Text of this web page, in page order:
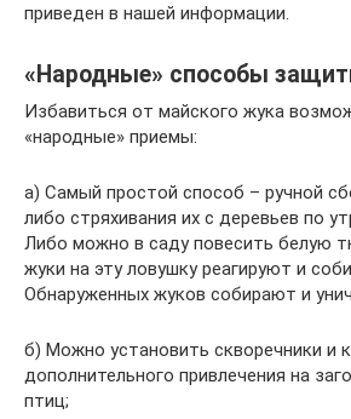
приведен в нашей информации.
«Народные» способы
Избавиться от майского жука
«народные» приемы:
а) Самый простой способ – ручной
либо стряхивания их с деревьев по
Либо можно в саду повесить белую
жуки на эту ловушку реагируют и
Обнаруженных жуков собирают и
б) Можно установить скворечники и
дополнительного привлечения на
птиц;